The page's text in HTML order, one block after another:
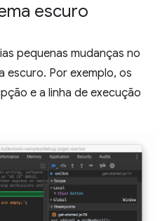
escuro
pequenas mudanças no
escuro. Por exemplo, os
e a linha de execução